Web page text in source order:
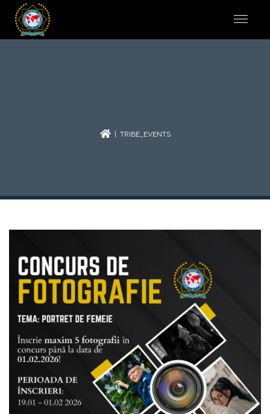
| TRIBE_EVENTS